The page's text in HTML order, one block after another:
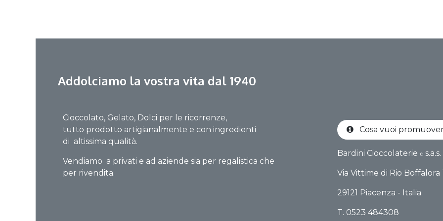
Addolciamo la vostra vita dal 1940
Cioccolato, Gelato, Dolci per le ricorrenze,
tutto prodotto artigianalmente e con ingredienti
di altissima qualità.
Vendiamo a privati e ad aziende sia per regalistica che
per rivendita.
Cosa vuoi
Bardini Cioccolaterie © s.a.s.
Via Vittime di Rio Boffalo​ra
29121 Piacenza - Italia
T. 0523 484308